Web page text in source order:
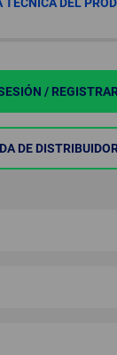
/
DE